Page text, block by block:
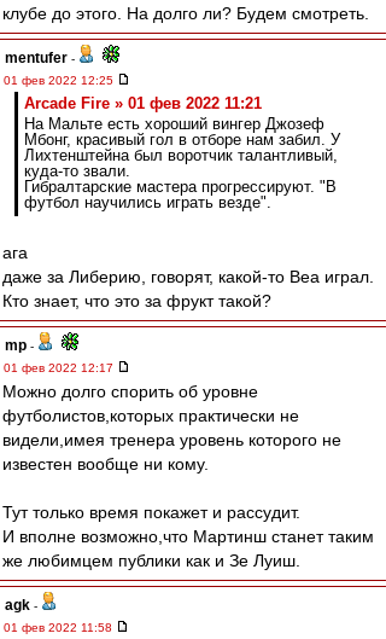
клубе до этого. На долго ли? Будем смотреть.
mentufer -
01 фев 2022 12:25
Arcade Fire » 01 фев 2022 11:21
На Мальте есть хороший вингер Джозеф
Мбонг, красивый гол в отборе нам забил. У
Лихтенштейна был воротчик талантливый,
куда-то звали.
Гибралтарские мастера прогрессируют. "В
футбол научились играть везде".
ага
даже за Либерию, говорят, какой-то Веа играл.
Кто знает, что это за фрукт такой?
mp -
01 фев 2022 12:17
Можно долго спорить об уровне
футболистов,которых практически не
видели,имея тренера уровень которого не
известен вообще ни кому.
Тут только время покажет и рассудит.
И вполне возможно,что Мартинш станет таким
же любимцем публики как и Зе Луиш.
agk -
01 фев 2022 11:58